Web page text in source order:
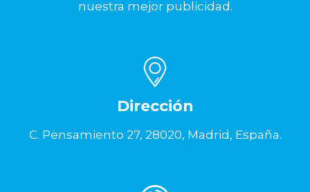
nuestra mejor publicidad.
Dirección
C. Pensamiento 27, 28020, Madrid, España.